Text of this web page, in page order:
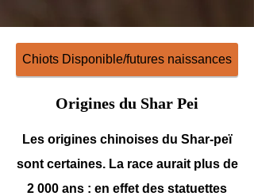
Chiots Disponible/futures naissances
Origines du Shar Pei
Les origines chinoises du Shar-peï
sont certaines. La race aurait plus de
2 000 ans : en effet des statuettes